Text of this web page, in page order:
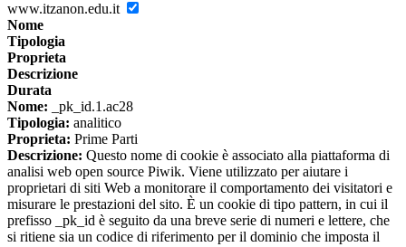
www.itzanon.edu.it
Nome
Tipologia
Proprieta
Descrizione
Durata
Nome: _pk_id.1.ac28
Tipologia: analitico
Proprieta: Prime Parti
Descrizione: Questo nome di cookie è associato alla piattaforma di
analisi web open source Piwik. Viene utilizzato per aiutare i
proprietari di siti Web a monitorare il comportamento dei visitatori e
misurare le prestazioni del sito. È un cookie di tipo pattern, in cui il
prefisso _pk_id è seguito da una breve serie di numeri e lettere, che
si ritiene sia un codice di riferimento per il dominio che imposta il